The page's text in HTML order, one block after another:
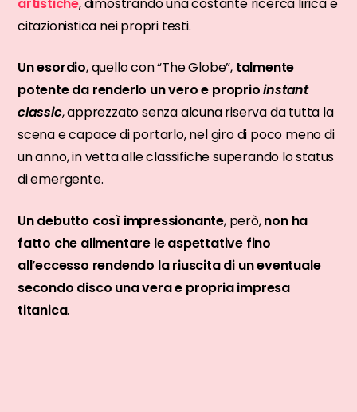
citazionistica nei propri testi.
Un esordio, quello con “The Globe”, talmente
potente da renderlo un vero e proprioinstant
classic, apprezzato senza alcuna riserva da tutta la
scena e capace di portarlo, nel giro di poco meno di
un anno, in vetta alle classifiche superando lo status
di emergente.
Un debutto così impressionante, però,non ha
fatto che alimentare le aspettative fino
all’eccesso rendendo la riuscita di un eventuale
secondo disco una vera e propria impresa
titanica.